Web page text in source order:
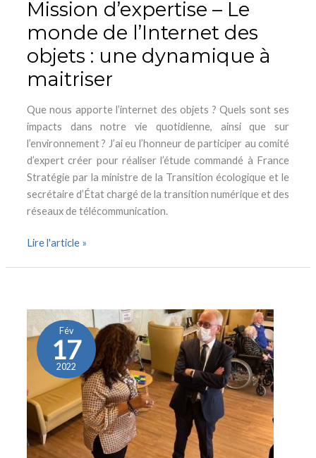
Mission d’expertise – Le
monde de l’Internet des
objets : une dynamique à
maitriser
Que nous apporte l’internet des objets ? Quels sont ses
impacts dans notre vie quotidienne, ainsi que sur
l’environnement ? J’ai eu l’honneur de participer au comité
d’expert créer pour réaliser l’étude commandé à France
Stratégie par la ministre de la Transition écologique et le
secrétaire d’État chargé de la transition numérique et des
réseaux de télécommunication.
dynamique
à
maitriser
Lire l'article »
Fév
17
2022
solitude
dépendance :
combat
depuis
le
début